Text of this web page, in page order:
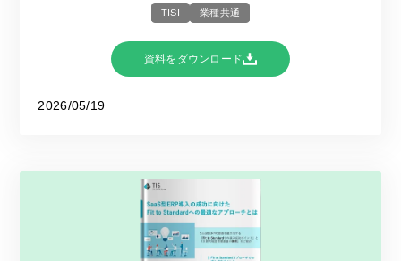
TISI 業種共通
資料をダウンロード
2026/05/19